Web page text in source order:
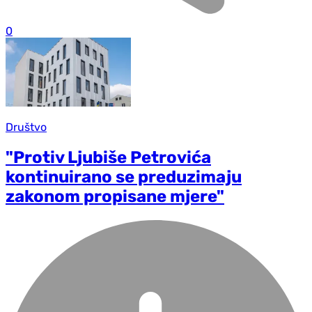
0
Društvo
"Protiv Ljubiše Petrovića
kontinuirano se preduzimaju
zakonom propisane mjere"